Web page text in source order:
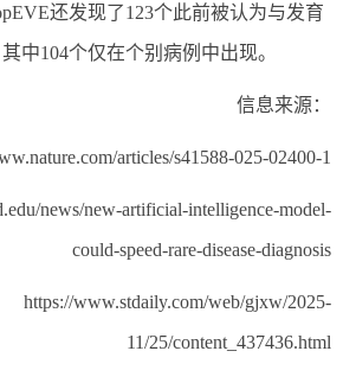
还发现了123个此前被认为与发育
中104个仅在个别病例中出现。
信息来源：
articles/s41588-025-02400-1
news/new-artificial-intelligence-model-
could-speed-rare-disease-diagnosis
https://www.stdaily.com/web/gjxw/2025-
11/25/content_437436.html